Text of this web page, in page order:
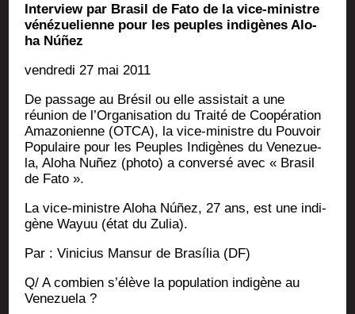
Inter­view par Bra­sil de Fato de la vice-ministre
véné­zue­lienne pour les peuples indi­gènes Alo­
ha Núñez
ven­dre­di 27 mai 2011
De pas­sage au Bré­sil ou elle assis­tait a une
réunion de l’Organisation du Trai­té de Coopé­ra­tion
Ama­zo­nienne (OTCA), la vice-ministre du Pou­voir
Popu­laire pour les Peuples Indi­gènes du Vene­zue­
la, Alo­ha Nuñez (pho­to) a conver­sé avec « Bra­sil
de Fato ».
La vice-ministre Alo­ha Núñez, 27 ans, est une indi­
gène Wayuu (état du Zulia).
Par : Vini­cius Man­sur de Brasí­lia (DF)
Q/ A com­bien s’élève la popu­la­tion indi­gène au
Venezuela ?